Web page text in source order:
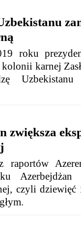
roku
karnej
zwiększa
raportów
Azerbejdżan
czyli